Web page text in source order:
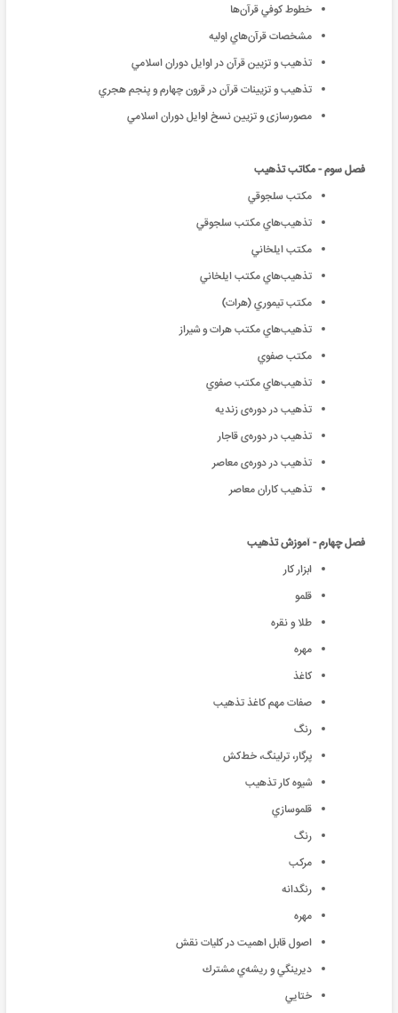
خطوط کوفي قرآن‌‌‌‌‌ها
مشخصات قرآن‌‌‌‌هاي اوليه
تذهيب و تزیین قرآن در اوايل دوران اسلامي
تذهيب و تزیینات قرآن در قرون چهارم و پنجم هجري
مصور‌سازی و تزیین نسخ اوايل دوران اسلامي
فصل سوم - مکاتب تذهیب
مکتب سلجوقي
تذهيب‌‌‌‌هاي مکتب سلجوقي
مکتب ايلخاني
تذهيب‌‌‌‌هاي مکتب ايلخاني
مکتب تيموري (هرات)
تذهيب‌‌‌‌هاي مکتب هرات و شيراز
مکتب صفوي
تذهيب‌‌‌‌هاي مکتب صفوي
تذهيب در دوره‌ی زنديه
تذهيب در دوره‌ی قاجار
تذهيب در دوره‌ی معاصر
تذهيب کاران معاصر
فصل چهارم - آموزش تذهیب
ابزار كار
قلمو
طلا و نقره
مهره
كاغذ
صفات مهم كاغذ تذهيب
رنگ
پرگار، ترلينگ، خط‌كش
شيوه كار تذهيب
قلموسازي
رنگ
مركب
رنگدانه
مهره
اصول قابل اهميت در كليات نقش
ديرينگي‌ و ريشه‌ي مشترك
ختایي